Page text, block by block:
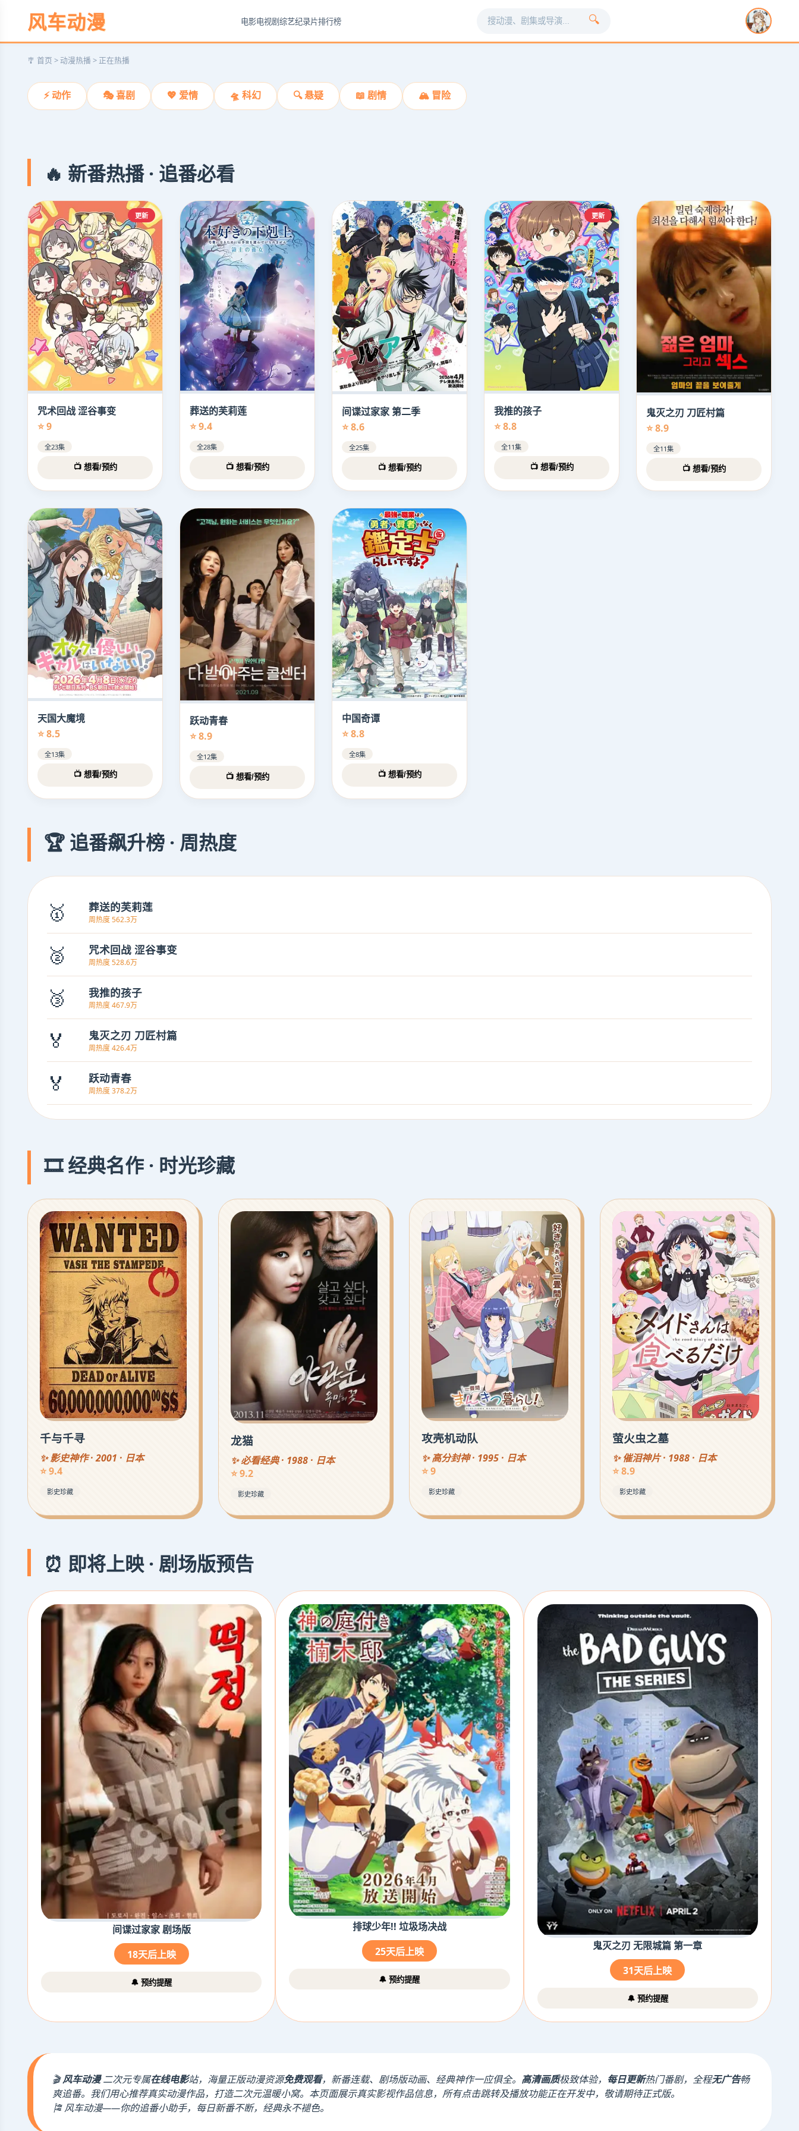
风车动漫 电影电视剧综艺纪录片排行榜 🔍
🎐 首页 > 动漫热播 > 正在热播
⚡ 动作 🎭 喜剧 💖 爱情 🛸 科幻 🔍 悬疑 📖 剧情 🏔️ 冒险
葬送的芙莉莲
立即观看
🔥 新番热播 · 追番必看
更新
咒术回战 涩谷事变
⭐ 9
全23集
📺 想看/预约
葬送的芙莉莲
⭐ 9.4
全28集
📺 想看/预约
间谍过家家 第二季
⭐ 8.6
全25集
📺 想看/预约
更新
我推的孩子
⭐ 8.8
全11集
📺 想看/预约
鬼灭之刃 刀匠村篇
⭐ 8.9
全11集
📺 想看/预约
天国大魔境
⭐ 8.5
全13集
📺 想看/预约
跃动青春
⭐ 8.9
全12集
📺 想看/预约
中国奇谭
⭐ 8.8
全8集
📺 想看/预约
🏆 追番飙升榜 · 周热度
🥇 葬送的芙莉莲
周热度 562.3万
🥈 咒术回战 涩谷事变
周热度 528.6万
🥉 我推的孩子
周热度 467.9万
🏅 鬼灭之刃 刀匠村篇
周热度 426.4万
🏅 跃动青春
周热度 378.2万
🎞️ 经典名作 · 时光珍藏
千与千寻
✨ 影史神作 · 2001 · 日本
⭐ 9.4
影史珍藏
龙猫
✨ 必看经典 · 1988 · 日本
⭐ 9.2
影史珍藏
攻壳机动队
✨ 高分封神 · 1995 · 日本
⭐ 9
影史珍藏
萤火虫之墓
✨ 催泪神片 · 1988 · 日本
⭐ 8.9
影史珍藏
⏰ 即将上映 · 剧场版预告
间谍过家家 剧场版
18天后上映
🔔 预约提醒
排球少年!! 垃圾场决战
25天后上映
🔔 预约提醒
鬼灭之刃 无限城篇 第一章
31天后上映
🔔 预约提醒
🎬风车动漫二次元专属在线电影站，海量正版动漫资源免费观看，新番连载、剧场版动画、经典神作一应俱全。 高清画质极致体验， 每日更新热门番剧，全程无广告畅
爽追番。我们用心推荐真实动漫作品，打造二次元温暖小窝。本页面展示真实影视作品信息，所有点击跳转及播放功能正在开发中，敬请期待正式版。
🎏 风车动漫——你的追番小助手，每日新番不断，经典永不褪色。